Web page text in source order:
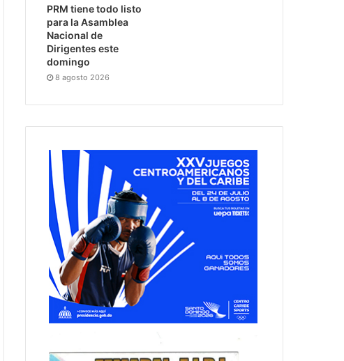
PRM tiene todo listo
para la Asamblea
Nacional de
Dirigentes este
domingo
8 agosto 2026